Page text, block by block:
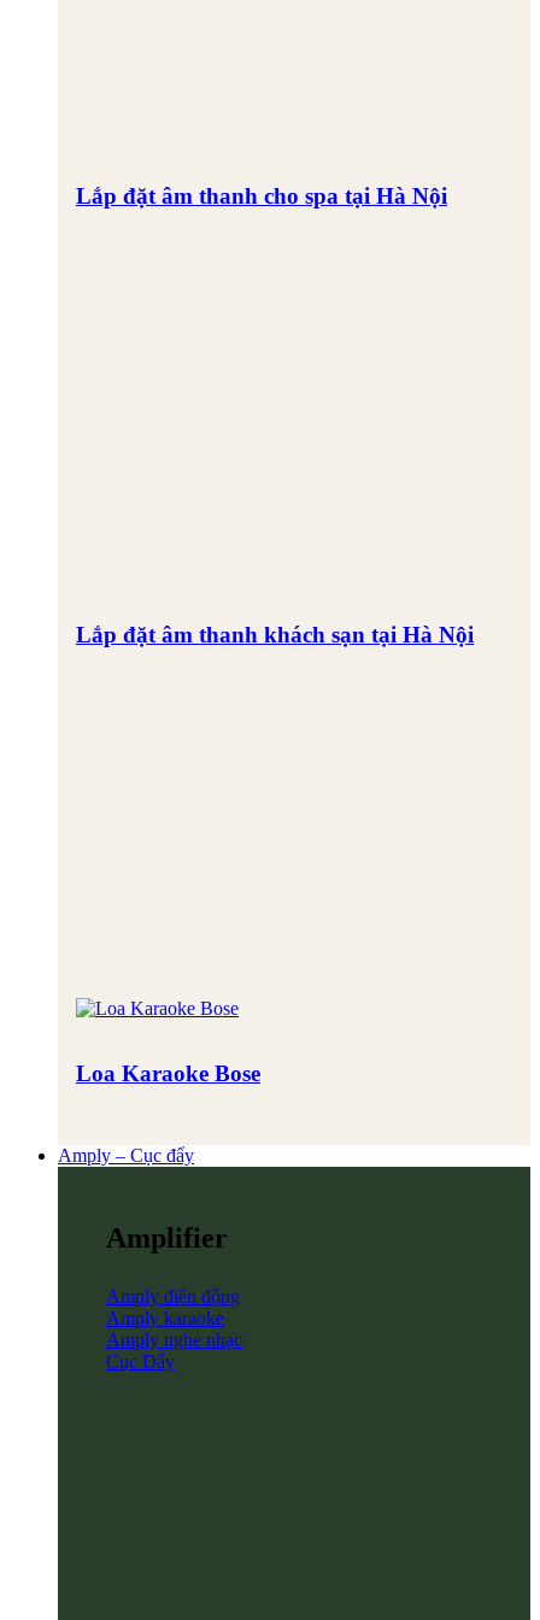
Lắp đặt âm thanh cho spa tại Hà Nội
Lắp đặt âm thanh khách sạn tại Hà Nội
Loa Karaoke Bose
Amply – Cục đẩy
Amplifier
Amply điện động
Amply karaoke
Amply nghe nhạc
Cục Đẩy